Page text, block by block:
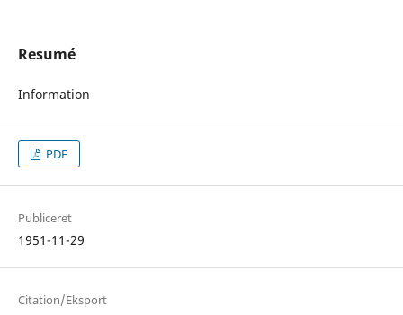
Resumé
Information
PDF
Publiceret
1951-11-29
Citation/Eksport